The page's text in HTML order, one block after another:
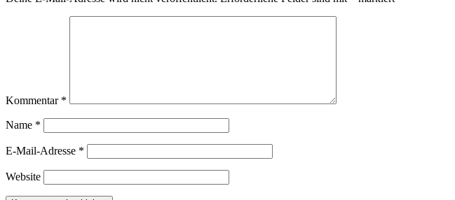
Kommentar *
Name *
E-Mail-Adresse *
Website